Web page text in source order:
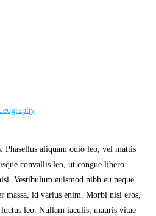
Phasellus aliquam odio leo, vel mattis
convallis leo, ut congue libero
Vestibulum euismod nibh eu neque
massa, id varius enim. Morbi nisi eros,
leo. Nullam iaculis, mauris vitae